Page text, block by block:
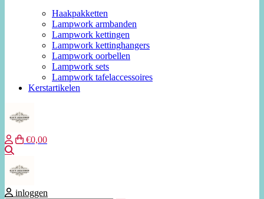
Haakpakketten
Lampwork armbanden
Lampwork kettingen
Lampwork kettinghangers
Lampwork oorbellen
Lampwork sets
Lampwork tafelaccessoires
Kerstartikelen
€0,00
inloggen